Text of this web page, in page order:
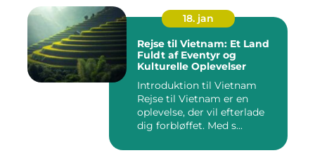
18. jan
Rejse til Vietnam: Et Land
Fuldt af Eventyr og
Kulturelle Oplevelser
Introduktion til Vietnam
Rejse til Vietnam er en
oplevelse, der vil efterlade
dig forbløffet. Med s...